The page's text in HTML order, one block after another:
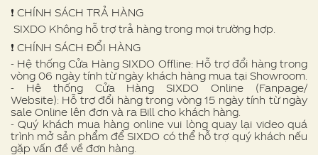
❗️ CHÍNH SÁCH TRẢ HÀNG
SIXDO Không hỗ trợ trả hàng trong mọi trường hợp.
❗️ CHÍNH SÁCH ĐỔI HÀNG
- Hệ thống Cửa Hàng SIXDO Offline: Hỗ trợ đổi hàng trong
vòng 06 ngày tính từ ngày khách hàng mua tại Showroom.
- Hệ thống Cửa Hàng SIXDO Online (Fanpage/
Website): Hỗ trợ đổi hàng trong vòng 15 ngày tính từ ngày
sale Online lên đơn và ra Bill cho khách hàng.
- Quý khách mua hàng online vui lòng quay lại video quá
trình mở sản phẩm để SIXDO có thể hỗ trợ quý khách nếu
gặp vấn đề về đơn hàng.